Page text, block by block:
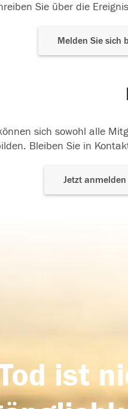
Sie über die
Melden Sie sich
sich sowohl alle
Bleiben Sie in
Jetzt
ist